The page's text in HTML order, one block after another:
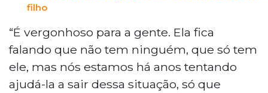
filho
“É vergonhoso para a gente. Ela fica
falando que não tem ninguém, que só tem
ele, mas nós estamos há anos tentando
ajudá-la a sair dessa situação, só que